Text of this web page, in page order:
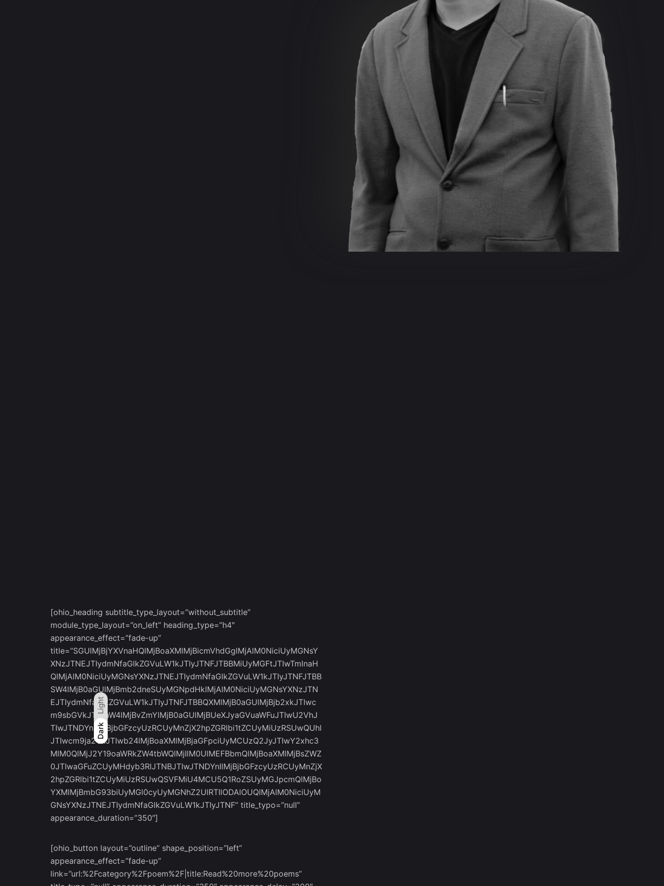
Dark
Light
Dark
Light
[ohio_heading subtitle_type_layout=”without_subtitle”
module_type_layout=”on_left” heading_type=”h4″
appearance_effect=”fade-up”
title=”SGUlMjBjYXVnaHQlMjBoaXMlMjBicmVhdGglMjAlM0NiciUyMGNsY
XNzJTNEJTIydmNfaGlkZGVuLW1kJTIyJTNFJTBBMiUyMGFtJTIwTmlnaH
QlMjAlM0NiciUyMGNsYXNzJTNEJTIydmNfaGlkZGVuLW1kJTIyJTNFJTBB
SW4lMjB0aGUlMjBmb2dneSUyMGNpdHklMjAlM0NiciUyMGNsYXNzJTN
EJTIydmNfaGlkZGVuLW1kJTIyJTNFJTBBQXMlMjB0aGUlMjBjb2xkJTIwc
m9sbGVkJTIwaW4lMjBvZmYlMjB0aGUlMjBUeXJyaGVuaWFuJTIwU2VhJ
TIwJTNDYnIlMjBjbGFzcyUzRCUyMnZjX2hpZGRlbi1tZCUyMiUzRSUwQUhl
JTIwcm9ja2VkJTIwb24lMjBoaXMlMjBjaGFpciUyMCUzQ2JyJTIwY2xhc3
MlM0QlMjJ2Y19oaWRkZW4tbWQlMjIlM0UlMEFBbmQlMjBoaXMlMjBsZWZ
0JTIwaGFuZCUyMHdyb3RlJTNBJTIwJTNDYnIlMjBjbGFzcyUzRCUyMnZjX
2hpZGRlbi1tZCUyMiUzRSUwQSVFMiU4MCU5Q1RoZSUyMGJpcmQlMjBo
YXMlMjBmbG93biUyMGl0cyUyMGNhZ2UlRTIlODAlOUQlMjAlM0NiciUyM
GNsYXNzJTNEJTIydmNfaGlkZGVuLW1kJTIyJTNF” title_typo=”null”
appearance_duration=”350″]
[ohio_button layout=”outline” shape_position=”left”
appearance_effect=”fade-up”
link=”url:%2Fcategory%2Fpoem%2F|title:Read%20more%20poems”